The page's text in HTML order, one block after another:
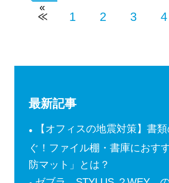
«
1 2 3 4
最新記事
【オフィスの地震対策】書
ぐ！ファイル棚・書庫におす
防マット」とは？